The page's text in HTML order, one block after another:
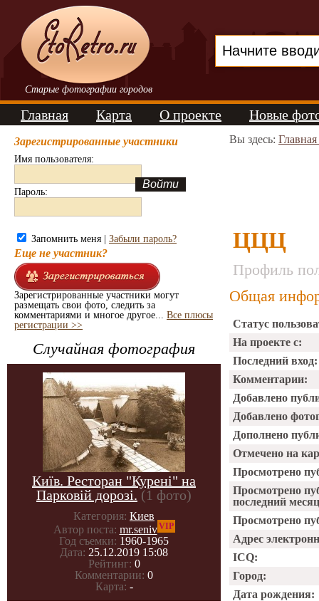
Старые фотографии городов
Главная Карта О проекте Новые
Зарегистрированные участники
Имя пользователя:
Пароль:
Запомнить меня | Забыли пароль?
Еще не участник?
Зарегистрированные участники могут
размещать свои фото, следить за
комментариями и многое другое... Все плюсы
регистрации >>
Случайная фотография
Київ. Ресторан "Курені" на
Парковій дорозі. (1 фото)
Категория: Киев
Автор поста: mr.senivVIP
Год съемки: 1960-1965
Дата: 25.12.2019 15:08
Рейтинг: 0
Комментарии: 0
Карта: -
Вы здесь:
ЦЦЦ
Профиль
Общая
Статус
На проекте с:
Последний вход:
Комментарии:
Добавлено
Добавлено
Дополнено
Отмечено на
Просмотрено
Просмотрено
последний
Просмотрено
Адрес
ICQ:
Город:
Дата рождения: